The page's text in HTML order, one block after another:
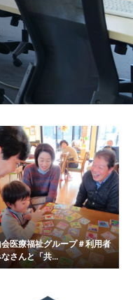
医療福祉グループ＃利用者
さんと「共...